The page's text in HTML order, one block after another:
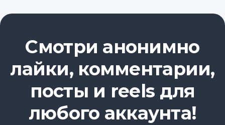
Смотри анонимно
лайки, комментарии,
посты и reels для
любого аккаунта!